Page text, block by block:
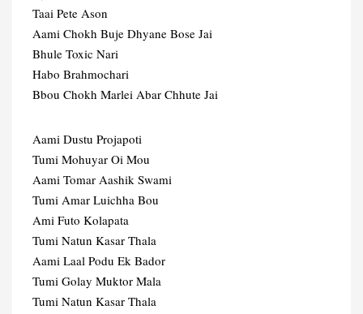
Taai Pete Ason
Aami Chokh Buje Dhyane Bose Jai
Bhule Toxic Nari
Habo Brahmochari
Bbou Chokh Marlei Abar Chhute Jai
Aami Dustu Projapoti
Tumi Mohuyar Oi Mou
Aami Tomar Aashik Swami
Tumi Amar Luichha Bou
Ami Futo Kolapata
Tumi Natun Kasar Thala
Aami Laal Podu Ek Bador
Tumi Golay Muktor Mala
Tumi Natun Kasar Thala